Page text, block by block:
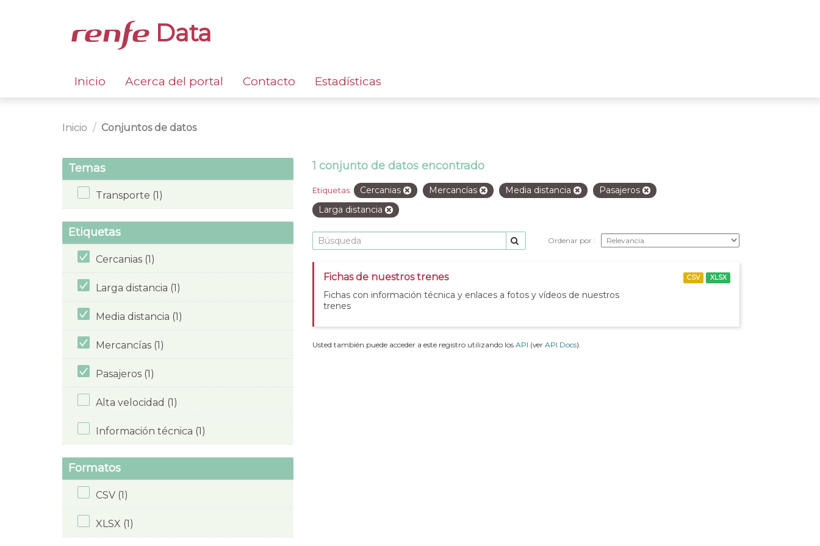
Data
Inicio Acerca del portal Contacto Estadísticas
Inicio Conjuntos de datos
Temas
Transporte (1)
Etiquetas
Cercanias (1)
Larga distancia (1)
Media distancia (1)
Mercancías (1)
Pasajeros (1)
Alta velocidad (1)
Información técnica (1)
Formatos
CSV (1)
XLSX (1)
1 conjunto de datos encontrado
Etiquetas: Cercanias Mercancías Media distancia
Pasajeros
Larga distancia
Ordenar por
Fichas de nuestros trenes
Fichas con información técnica y enlaces a fotos y vídeos de nuestros
trenes
CSV XLSX
Usted también puede acceder a este registro utilizando los API (ver API Docs).